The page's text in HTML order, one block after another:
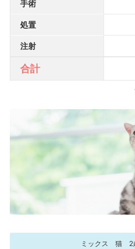
手術
処置
注射
合計
ミックス 猫 2